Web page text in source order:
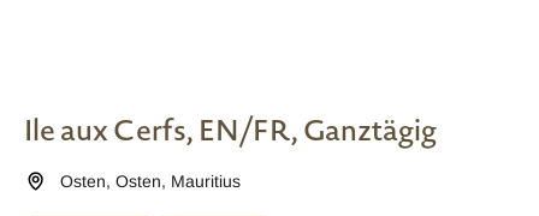
Ile aux Cerfs, EN/FR, Ganztägig
Osten,Osten, Mauritius